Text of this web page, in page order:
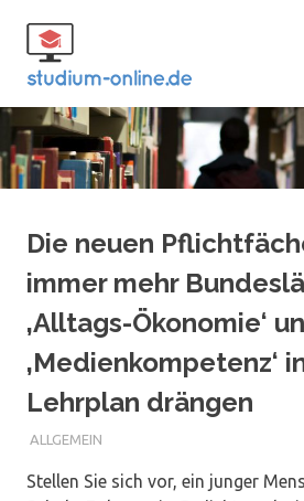
Inhalt
springen
und
Die neuen
immer mehr
‚Alltags-Ökonomie‘
‚Medienkompetenz‘
Lehrplan drängen
ALLGEMEIN
Stellen Sie sich vor, ein junger